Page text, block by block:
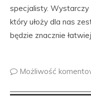
specjalisty. Wystarczy
który ułoży dla nas
będzie znacznie
Możliwość